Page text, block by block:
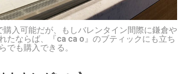
購入可能だが、もしバレンタイン間際に鎌倉や
たならば、『ca ca o』のブティックにも立ち
でも購入できる。